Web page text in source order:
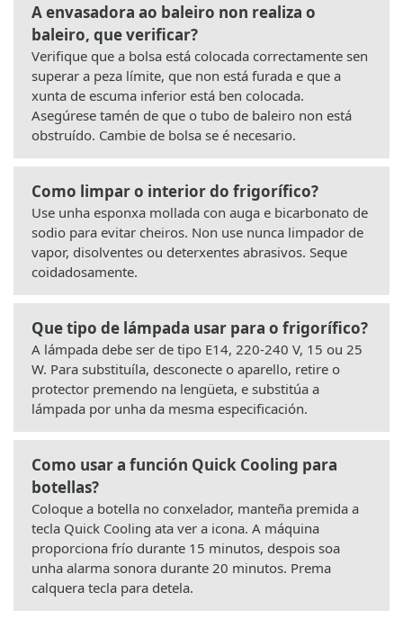
A envasadora ao baleiro non realiza o
baleiro, que verificar?
Verifique que a bolsa está colocada correctamente sen
superar a peza límite, que non está furada e que a
xunta de escuma inferior está ben colocada.
Asegúrese tamén de que o tubo de baleiro non está
obstruído. Cambie de bolsa se é necesario.
Como limpar o interior do frigorífico?
Use unha esponxa mollada con auga e bicarbonato de
sodio para evitar cheiros. Non use nunca limpador de
vapor, disolventes ou deterxentes abrasivos. Seque
coidadosamente.
Que tipo de lámpada usar para o frigorífico?
A lámpada debe ser de tipo E14, 220-240 V, 15 ou 25
W. Para substituíla, desconecte o aparello, retire o
protector premendo na lengüeta, e substitúa a
lámpada por unha da mesma especificación.
Como usar a función Quick Cooling para
botellas?
Coloque a botella no conxelador, manteña premida a
tecla Quick Cooling ata ver a icona. A máquina
proporciona frío durante 15 minutos, despois soa
unha alarma sonora durante 20 minutos. Prema
calquera tecla para detela.